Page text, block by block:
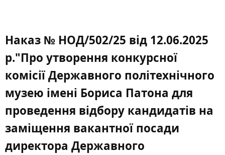
Наказ № НОД/502/25 від 12.06.2025
р."Про утворення конкурсної
комісії Державного політехнічного
музею імені Бориса Патона для
проведення відбору кандидатів на
заміщення вакантної посади
директора Державного